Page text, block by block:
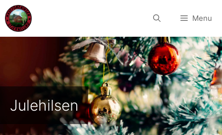
Hop
til
indhold
Menu
Julehilsen